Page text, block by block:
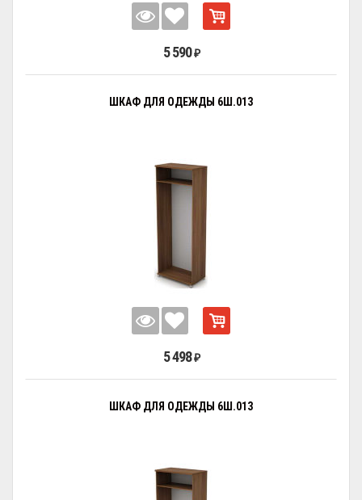
5 590 ₽
ШКАФ ДЛЯ ОДЕЖДЫ 6Ш.013
5 498 ₽
ШКАФ ДЛЯ ОДЕЖДЫ 6Ш.013